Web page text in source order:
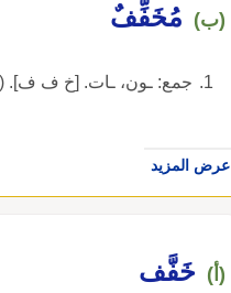
(ب) مُخَفِّفٌ
جمع: ـون، ـات. [خ ف ف].
عرض المزيد
(أ) خَفَّف